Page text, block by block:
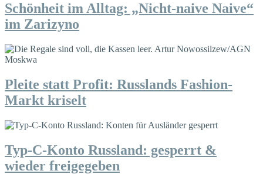
Schönheit im Alltag: „Nicht-naive Naive“
im Zarizyno
Pleite statt Profit: Russlands Fashion-
Markt kriselt
Typ-C-Konto Russland: gesperrt &
wieder freigegeben